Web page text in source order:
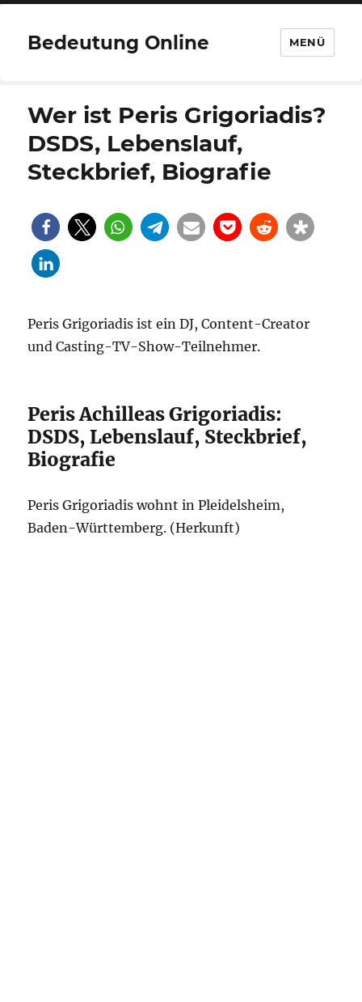
Bedeutung Online MENÜ
Wer ist Peris Grigoriadis?
DSDS, Lebenslauf,
Steckbrief, Biografie
Peris Grigoriadis ist ein DJ, Content-Creator
und Casting-TV-Show-Teilnehmer.
Peris Achilleas Grigoriadis:
DSDS, Lebenslauf, Steckbrief,
Biografie
Peris Grigoriadis wohnt in Pleidelsheim,
Baden-Württemberg. (Herkunft)